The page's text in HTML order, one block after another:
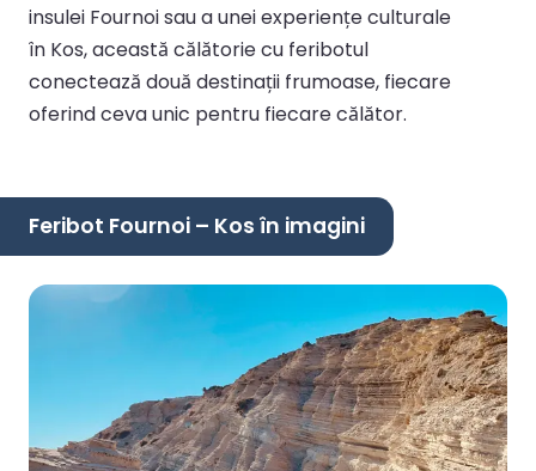
insulei Fournoi sau a unei experiențe culturale
în Kos, această călătorie cu feribotul
conectează două destinații frumoase, fiecare
oferind ceva unic pentru fiecare călător.
Feribot Fournoi – Kos în imagini